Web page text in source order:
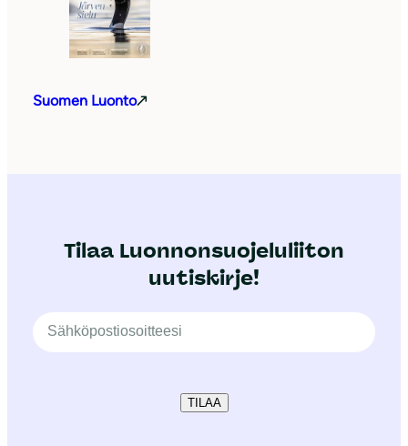
Suomen Luonto
Tilaa Luonnonsuojeluliiton
uutiskirje!
TILAA